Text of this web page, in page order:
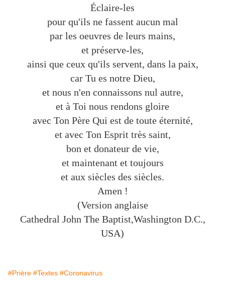
Éclaire-les
pour qu'ils ne fassent aucun mal
par les oeuvres de leurs mains,
et préserve-les,
ainsi que ceux qu'ils servent, dans la paix,
car Tu es notre Dieu,
et nous n'en connaissons nul autre,
et à Toi nous rendons gloire
avec Ton Père Qui est de toute éternité,
et avec Ton Esprit très saint,
bon et donateur de vie,
et maintenant et toujours
et aux siècles des siècles.
Amen !
(Version anglaise
Cathedral John The Baptist,Washington D.C.,
USA)
#Prière #Textes #Coronavirus